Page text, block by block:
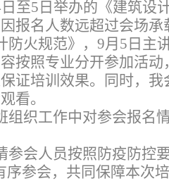
至5日举办的《建筑设
报名人数远超过会场
防火规范》，9月5日主
按照专业分开参加活
证培训效果。同时，
看。
组织工作中对参会报名
参会人员按照防疫防控
序参会，共同保障本次